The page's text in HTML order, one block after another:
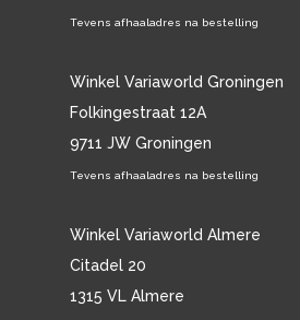
Tevens afhaaladres na bestelling
Winkel Variaworld Groningen
Folkingestraat 12A
9711 JW Groningen
Tevens afhaaladres na bestelling
Winkel Variaworld Almere
Citadel 20
1315 VL Almere